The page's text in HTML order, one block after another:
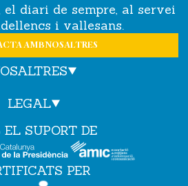
el diari de sempre, al servei
i vallesans.
AMB NOSALTRES
LEGAL
SUPORT DE
PER